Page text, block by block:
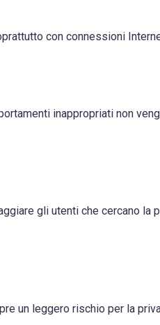
con connessioni
inappropriati non
gli utenti che cercano la
un leggero rischio per la